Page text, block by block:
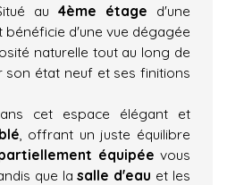
au 4ème étage d'une
bénéficie d'une vue dégagée
naturelle tout au long de
son état neuf et ses finitions
cet espace élégant et
, offrant un juste équilibre
équipée vous
que lasalle d'eau et les